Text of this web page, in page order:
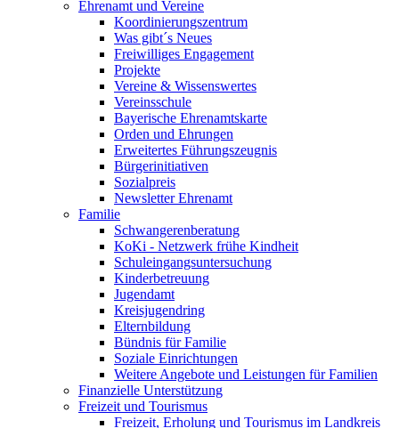
Ehrenamt und Vereine
Koordinierungszentrum
Was gibt´s Neues
Freiwilliges Engagement
Projekte
Vereine & Wissenswertes
Vereinsschule
Bayerische Ehrenamtskarte
Orden und Ehrungen
Erweitertes Führungszeugnis
Bürgerinitiativen
Sozialpreis
Newsletter Ehrenamt
Familie
Schwangerenberatung
KoKi - Netzwerk frühe Kindheit
Schuleingangsuntersuchung
Kinderbetreuung
Jugendamt
Kreisjugendring
Elternbildung
Bündnis für Familie
Soziale Einrichtungen
Weitere Angebote und Leistungen für Familien
Finanzielle Unterstützung
Freizeit und Tourismus
Freizeit, Erholung und Tourismus im Landkreis